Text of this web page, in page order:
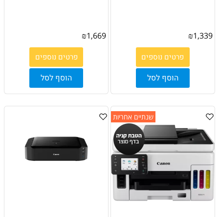
₪1,339
פרטים נוספים
הוסף לסל
₪1,669
פרטים נוספים
הוסף לסל
שנתיים אחריות